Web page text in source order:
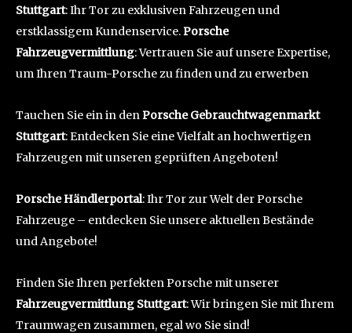
Stuttgart: Ihr Tor zu exklusiven Fahrzeugen und
erstklassigem Kundenservice.Porsche
Fahrzeugvermittlung: Vertrauen Sie auf unsere Expertise,
um Ihren Traum-Porsche zu finden und zu erwerben
Tauchen Sie ein in denPorsche Gebrauchtwagenmarkt
Stuttgart: Entdecken Sie eine Vielfalt an hochwertigen
Fahrzeugen mit unseren geprüften Angeboten!
Porsche Händlerportal: Ihr Tor zur Welt der Porsche
Fahrzeuge – entdecken Sie unsere aktuellen Bestände
und Angebote!
Finden Sie Ihren perfekten Porsche mit unserer
Fahrzeugvermittlung Stuttgart: Wir bringen Sie mit Ihrem
Traumwagen zusammen, egal wo Sie sind!